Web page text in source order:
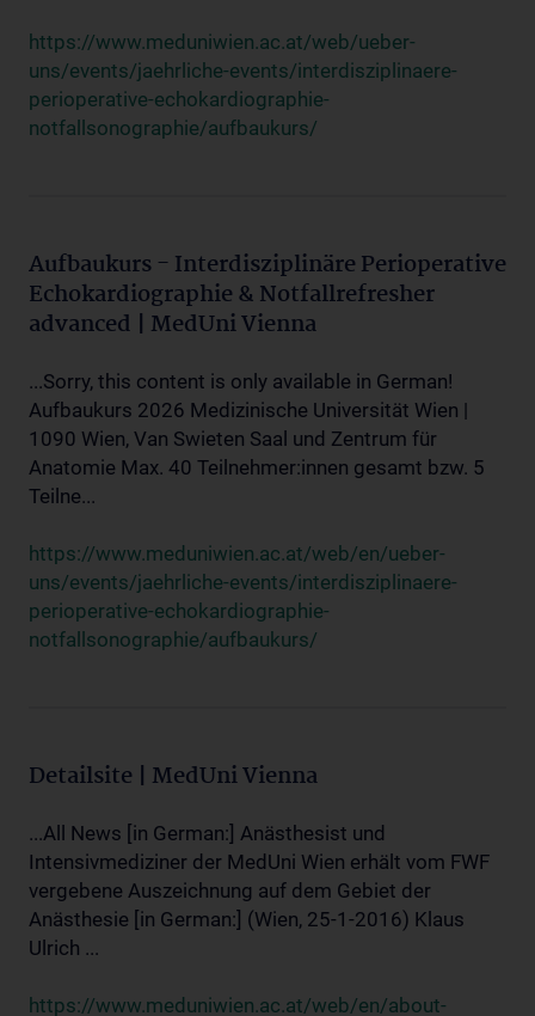
https://www.meduniwien.ac.at/web/ueber-
uns/events/jaehrliche-events/interdisziplinaere-
perioperative-echokardiographie-
notfallsonographie/aufbaukurs/
Aufbaukurs - Interdisziplinäre Perioperative
Echokardiographie & Notfallrefresher
advanced | MedUni Vienna
...Sorry, this content is only available in German!
Aufbaukurs 2026 Medizinische Universität Wien |
1090 Wien, Van Swieten Saal und Zentrum für
Anatomie Max. 40 Teilnehmer:innen gesamt bzw. 5
Teilne...
https://www.meduniwien.ac.at/web/en/ueber-
uns/events/jaehrliche-events/interdisziplinaere-
perioperative-echokardiographie-
notfallsonographie/aufbaukurs/
Detailsite | MedUni Vienna
...All News [in German:] Anästhesist und
Intensivmediziner der MedUni Wien erhält vom FWF
vergebene Auszeichnung auf dem Gebiet der
Anästhesie [in German:] (Wien, 25-1-2016) Klaus
Ulrich ...
https://www.meduniwien.ac.at/web/en/about-